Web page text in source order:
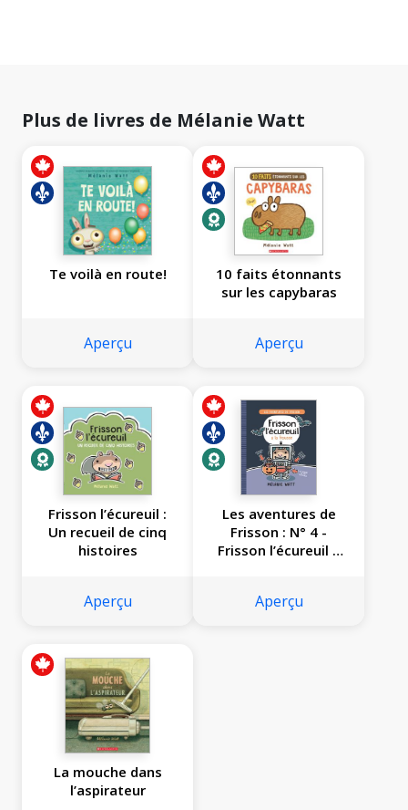
Plus de livres de Mélanie Watt
Te voilà en route!
Aperçu
10 faits étonnants
sur les capybaras
Aperçu
Frisson l’écureuil :
Un recueil de cinq
histoires
Aperçu
Les aventures de
Frisson : N° 4 -
Frisson l’écureuil a
Aperçu
La mouche dans
l’aspirateur